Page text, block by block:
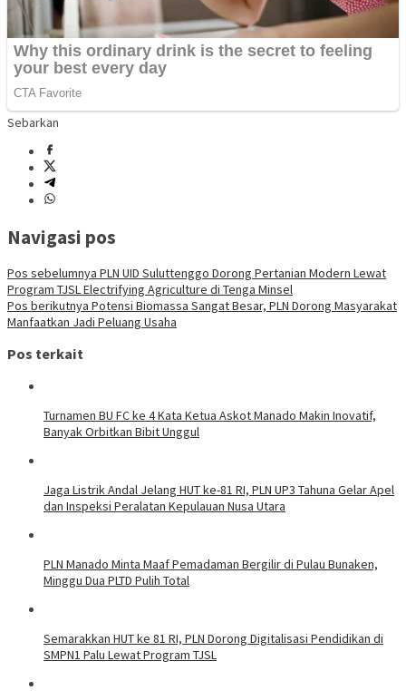
Sebarkan
Navigasi pos
Pos sebelumnya PLN UID Suluttenggo Dorong Pertanian Modern Lewat
Program TJSL Electrifying Agriculture di Tenga Minsel
Pos berikutnya Potensi Biomassa Sangat Besar, PLN Dorong Masyarakat
Manfaatkan Jadi Peluang Usaha
Pos terkait
Turnamen BU FC ke 4 Kata Ketua Askot Manado Makin Inovatif,
Banyak Orbitkan Bibit Unggul
Jaga Listrik Andal Jelang HUT ke-81 RI, PLN UP3 Tahuna Gelar Apel
dan Inspeksi Peralatan Kepulauan Nusa Utara
PLN Manado Minta Maaf Pemadaman Bergilir di Pulau Bunaken,
Minggu Dua PLTD Pulih Total
Semarakkan HUT ke 81 RI, PLN Dorong Digitalisasi Pendidikan di
SMPN1 Palu Lewat Program TJSL